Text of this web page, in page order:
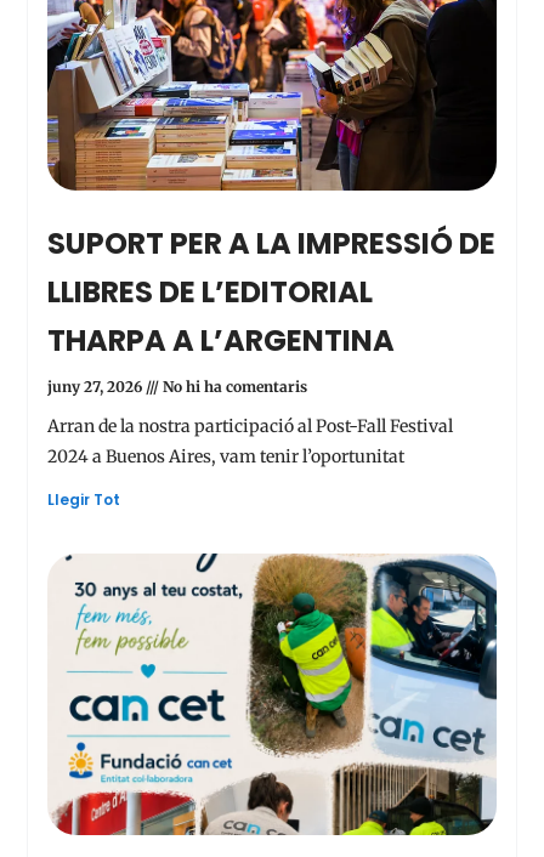
SUPORT PER A LA IMPRESSIÓ DE
LLIBRES DE L’EDITORIAL
THARPA A L’ARGENTINA
juny 27, 2026 No hi ha comentaris
Arran de la nostra participació al Post-Fall Festival
2024 a Buenos Aires, vam tenir l’oportunitat
Llegir Tot